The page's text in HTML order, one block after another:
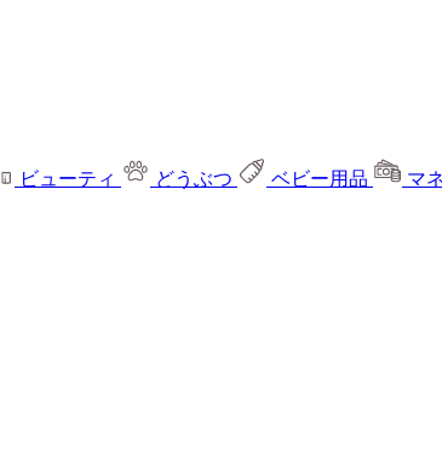
ビューティ どうぶつ ベビー用品 マ